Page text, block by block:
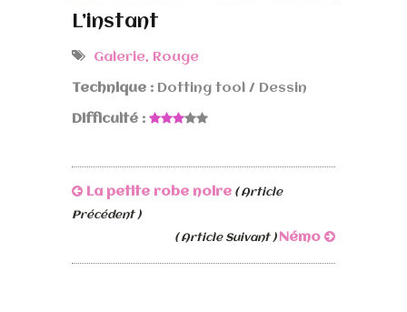
L’instant
Galerie, Rouge
Technique : Dotting tool / Dessin
Difficulté :
La petite robe noire ( Article
Précédent )
( Article Suivant ) Némo